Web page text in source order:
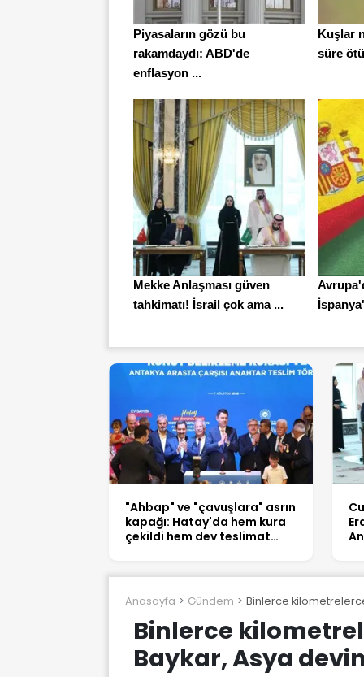
Piyasaların gözü bu
rakamdaydı: ABD'de
enflasyon ...
Kuşlar
süre
Mekke Anlaşması güven
tahkimatı! İsrail çok ama ...
"Ahbap" ve "çavuşlara" asrın
kapağı: Hatay'da hem kura
çekildi hem dev teslimat
Anasayfa Gündem Binlerce
Binlerce
Baykar, Asya